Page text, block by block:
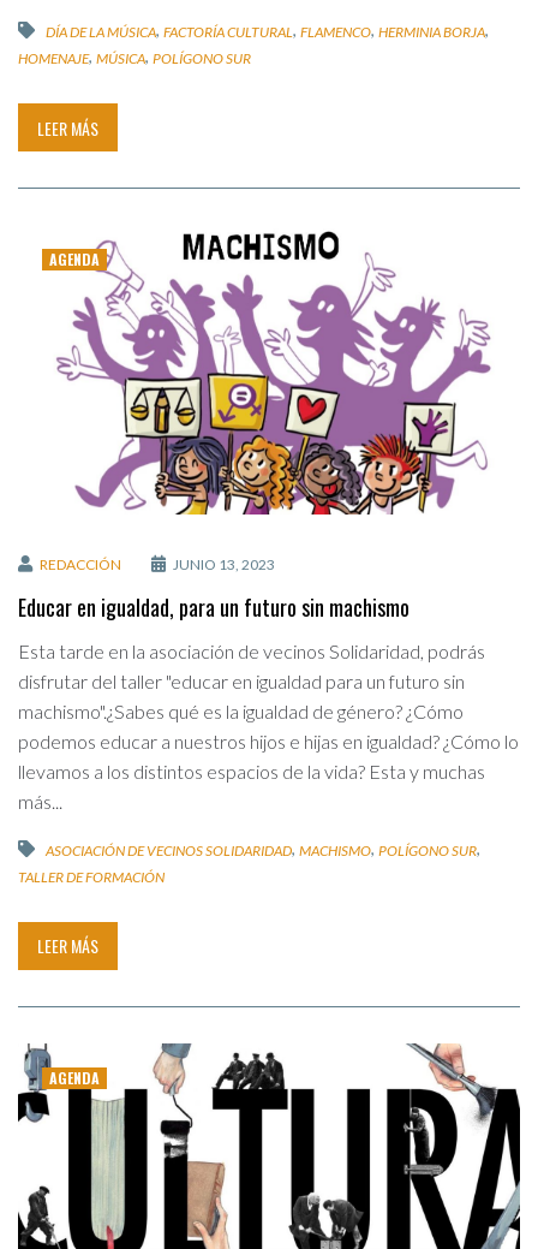
DÍA DE LA MÚSICA, FACTORÍA CULTURAL, FLAMENCO, HERMINIA BORJA,
HOMENAJE, MÚSICA, POLÍGONO SUR
LEER MÁS
AGENDA
REDACCIÓN JUNIO 13, 2023
Educar en igualdad, para un futuro sin machismo
Esta tarde en la asociación de vecinos Solidaridad, podrás
disfrutar del taller "educar en igualdad para un futuro sin
machismo".¿Sabes qué es la igualdad de género? ¿Cómo
podemos educar a nuestros hijos e hijas en igualdad? ¿Cómo lo
llevamos a los distintos espacios de la vida? Esta y muchas
más...
ASOCIACIÓN DE VECINOS SOLIDARIDAD, MACHISMO, POLÍGONO SUR,
TALLER DE FORMACIÓN
LEER MÁS
AGENDA